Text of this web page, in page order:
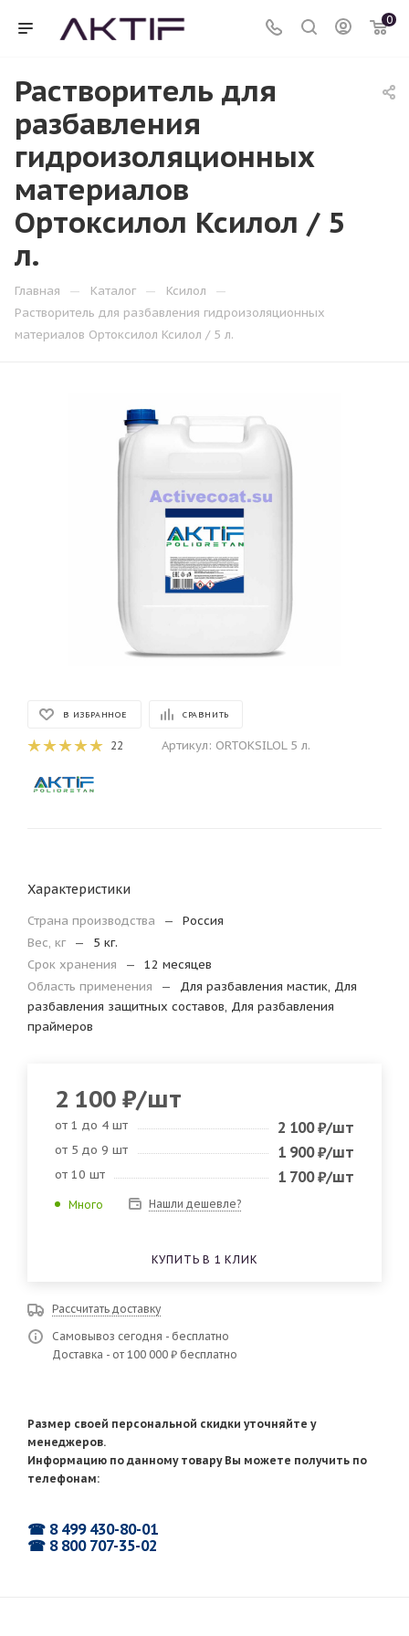
0
Растворитель для
разбавления
гидроизоляционных
материалов
Ортоксилол Ксилол / 5
л.
Главная — Каталог — Ксилол —
Растворитель для разбавления гидроизоляционных
материалов Ортоксилол Ксилол / 5 л.
В ИЗБРАННОЕ СРАВНИТЬ
22 Артикул: ORTOKSILOL 5 л.
Характеристики
Страна производства —
Россия
Вес, кг —
5 кг.
Срок хранения
—
12 месяцев
Область применения
—
Для разбавления мастик, Для
разбавления защитных составов, Для разбавления
праймеров
2 100 ₽/шт
от 1 до 4 шт 2 100₽/шт
от 5 до 9 шт 1 900₽/шт
от 10 шт 1 700₽/шт
Много Нашли дешевле?
КУПИТЬ В 1 КЛИК
Рассчитать доставку
Самовывоз сегодня - бесплатно
Доставка - от 100 000 ₽ бесплатно
Размер своей персональной скидки уточняйте у
менеджеров.
Информацию по данному товару Вы можете получить по
телефонам:
☎ 8 499 430-80-01
☎ 8 800 707-35-02